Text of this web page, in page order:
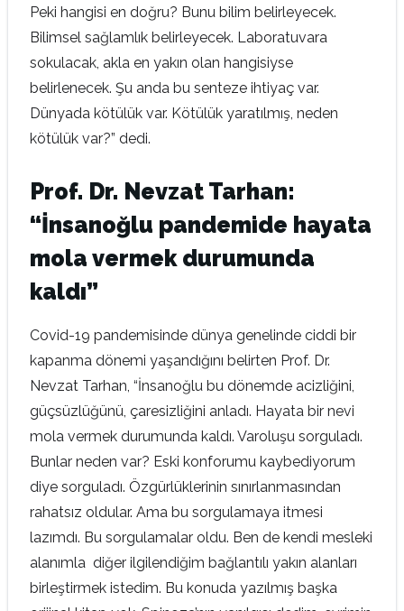
Peki hangisi en doğru? Bunu bilim belirleyecek.
Bilimsel sağlamlık belirleyecek. Laboratuvara
sokulacak, akla en yakın olan hangisiyse
belirlenecek. Şu anda bu senteze ihtiyaç var.
Dünyada kötülük var. Kötülük yaratılmış, neden
kötülük var?” dedi.
Prof. Dr. Nevzat Tarhan:
“İnsanoğlu pandemide hayata
mola vermek durumunda
kaldı”
Covid-19 pandemisinde dünya genelinde ciddi bir
kapanma dönemi yaşandığını belirten Prof. Dr.
Nevzat Tarhan, “İnsanoğlu bu dönemde acizliğini,
güçsüzlüğünü, çaresizliğini anladı. Hayata bir nevi
mola vermek durumunda kaldı. Varoluşu sorguladı.
Bunlar neden var? Eski konforumu kaybediyorum
diye sorguladı. Özgürlüklerinin sınırlanmasından
rahatsız oldular. Ama bu sorgulamaya itmesi
lazımdı. Bu sorgulamalar oldu. Ben de kendi mesleki
alanımla diğer ilgilendiğim bağlantılı yakın alanları
birleştirmek istedim. Bu konuda yazılmış başka